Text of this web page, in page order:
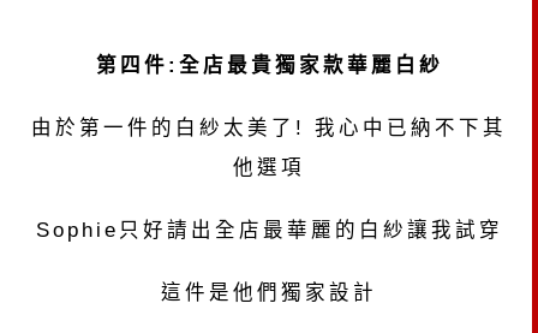
第四件:全店最貴獨家款華麗白紗
由於第一件的白紗太美了! 我心中已納不下其
他選項
Sophie只好請出全店最華麗的白紗讓我試穿
這件是他們獨家設計